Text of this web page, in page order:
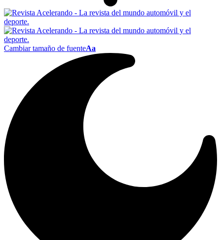
Cambiar tamaño de fuenteAa